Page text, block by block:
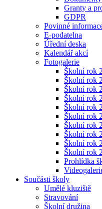
Granty a
GDPR
Povinné
E-podatelna
Úřední deska
Kalendář akcí
Fotogalerie
Školní rok
Školní rok
Školní rok
Školní rok
Školní rok
Školní rok
Školní rok
Školní rok
Školní rok
Školní rok
Prohlídka
Součásti školy
Umělé kluziště
Stravování
Školní družina